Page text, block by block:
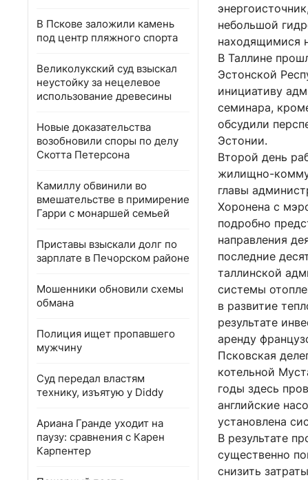
В Пскове заложили камень
под центр пляжного спорта
Великолукский суд взыскал
неустойку за нецелевое
использование древесины
Новые доказательства
возобновили споры по делу
Скотта Петерсона
Камиллу обвинили во
вмешательстве в примирение
Гарри с монаршей семьей
Приставы взыскали долг по
зарплате в Печорском районе
Мошенники обновили схемы
обмана
Полиция ищет пропавшего
мужчину
Суд передал властям
технику, изъятую у Diddy
Ариана Гранде уходит на
паузу: сравнения с Карен
Карпентер
небольшой
находящимися
В Таллине
Эстонской
инициативу
семинара,
обсудили
Эстонии.
Второй день
жилищно-
главы
Хоронена с
подробно
направления
последние
таллинской
системы
в развитие
результате
аренду
Псковская
котельной
годы здесь
английские
установлена
В результате
существенно
снизить